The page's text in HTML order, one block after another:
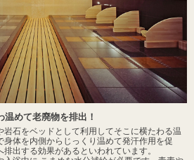
温めて老廃物を排出！
岩石をベッドとして利用してそこに横たわる温
体を内側からじっくり温めて発汗作用を促
出する効果があるといわれています。